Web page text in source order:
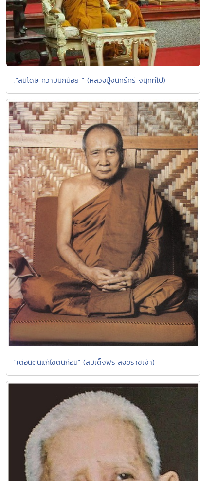
."สันโดษ ความมักน้อย " (หลวงปู่จันทร์ศรี จนฺททีโป)
"เตือนตนแก้ไขตนก่อน" (สมเด็จพระสังฆราชเจ้า)